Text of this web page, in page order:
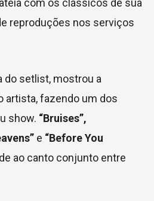
com os clássicos de sua
reproduções nos serviços
do setlist, mostrou a
artista, fazendo um dos
show. “Bruises”,
e “Before You
ao canto conjunto entre